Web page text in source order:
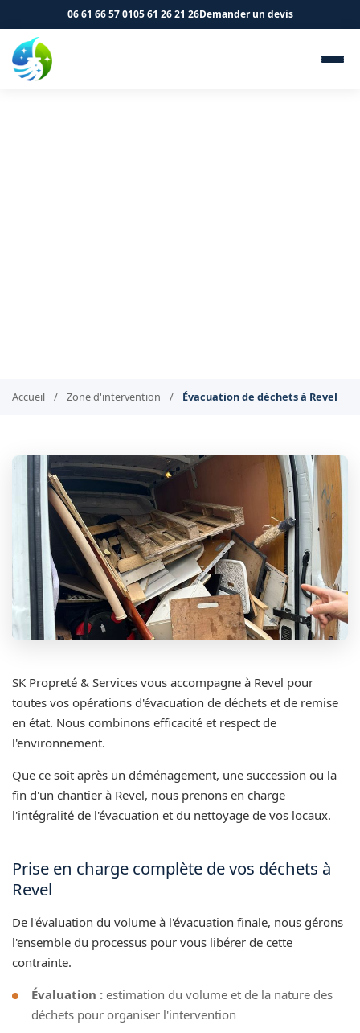
06 61 66 57 0105 61 26 21 26Demander un devis
Accueil / Zone d'intervention / Évacuation de déchets à Revel
SK Propreté & Services vous accompagne à Revel pour
toutes vos opérations d'évacuation de déchets et de remise
en état. Nous combinons efficacité et respect de
l'environnement.
Que ce soit après un déménagement, une succession ou la
fin d'un chantier à Revel, nous prenons en charge
l'intégralité de l'évacuation et du nettoyage de vos locaux.
Prise en charge complète de vos déchets à
Revel
De l'évaluation du volume à l'évacuation finale, nous gérons
l'ensemble du processus pour vous libérer de cette
contrainte.
Évaluation : estimation du volume et de la nature des
déchets pour organiser l'intervention